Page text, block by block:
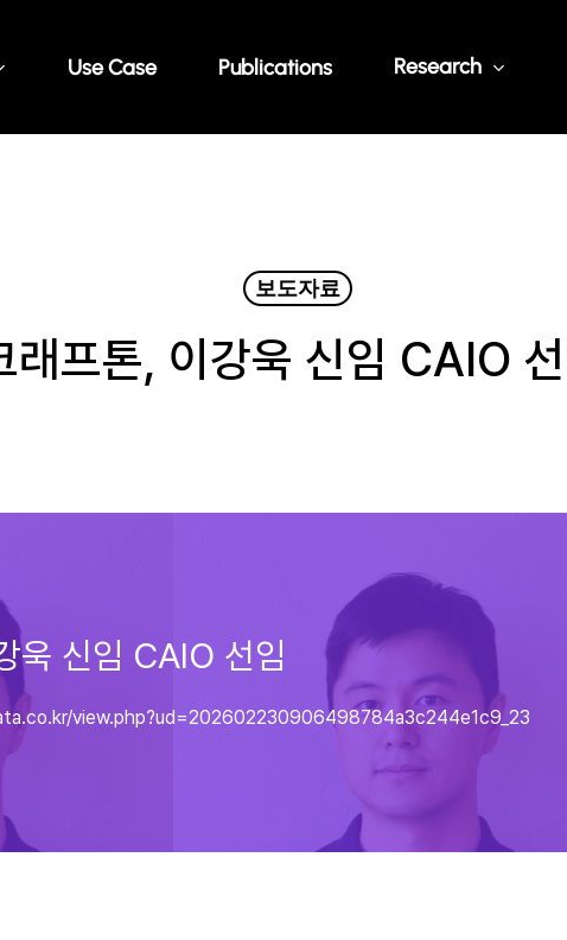
Use Case Publications Research
보도자료
래프톤, 이강욱 신임 CAIO
욱 신임 CAIO 선임
view.php?ud=202602230906498784a3c244e1c9_23